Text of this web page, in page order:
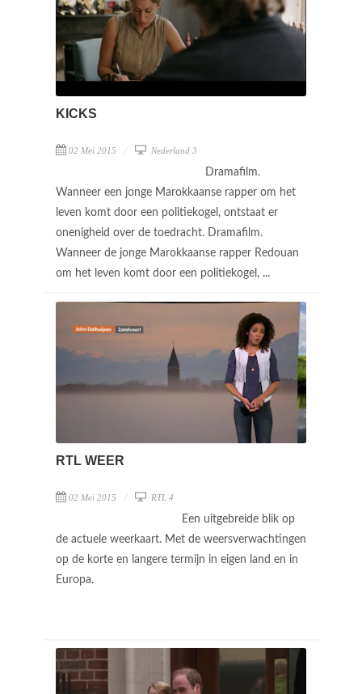
KICKS
02 Mei 2015 Nederland 3
Dramafilm.
Wanneer een jonge Marokkaanse rapper om het
leven komt door een politiekogel, ontstaat er
onenigheid over de toedracht. Dramafilm.
Wanneer de jonge Marokkaanse rapper Redouan
om het leven komt door een politiekogel, ...
RTL WEER
02 Mei 2015 RTL 4
Een uitgebreide blik op
de actuele weerkaart. Met de weersverwachtingen
op de korte en langere termijn in eigen land en in
Europa.